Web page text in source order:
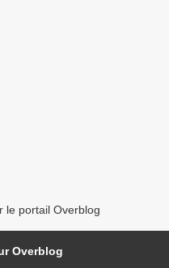
le portail Overblog
Overblog